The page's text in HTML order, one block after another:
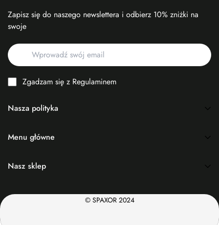
Zapisz się do naszego newslettera i odbierz 10% zniżki na
swoje
Zgadzam się z Regulaminem
Nasza polityka
Search
Regulamin i polityka prywatności
Kontakt
Menu główne
SKLEP
KONTAKT
Nasz sklep
© SPAXOR 2024